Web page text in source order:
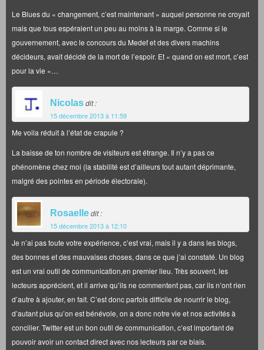
Le Blues du « changement, c’est maintenant » auquel personne ne croyait
mais que tous espéraient un peu au moins à la marge. Comme si le
gouvernement, avec le concours du Medef et des divers machins
décideurs, avait décidé de la mort de l’espoir. Et « quand on est mort, c’est
pour la vie »…
Nicolasdit :
15 décembre 2013 à 11:59
Me voila réduit à l’état de crapule ?
La baisse de ton nombre de visiteurs est étrange. Il n’y a pas ce
phénomène chez moi (la stabilité est d’ailleurs tout autant déprimante,
malgré des pointes en période électorale).
Rosaelledit :
15 décembre 2013 à 12:10
Je n’ai pas toute votre expérience, c’est vrai, mais il y a dans les blogs,
des bonnes et des mauvaises choses, dans ce que j’ai constaté. Un blog
est un vrai outil de communication,en premier lieu. Très souvent, les
lecteurs apprécient, et il arrive qu’ils ne commentent pas, car ils n’ont rien
d’autre à ajouter, en fait. C’est donc parfois difficile de nourrir le blog,
d’autant plus qu’on est bénévole, on a donc notre vie et nos activités à
concilier. Twitter est un bon outil de communication, c’est important de
pouvoir avoir un contact direct avec nos lecteurs par ce biais.